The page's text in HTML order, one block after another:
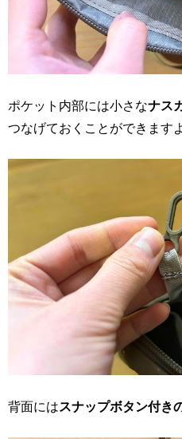
ポケット内部には小さなナス
つなげておくことができますよ
背面にはスナップボタン付き